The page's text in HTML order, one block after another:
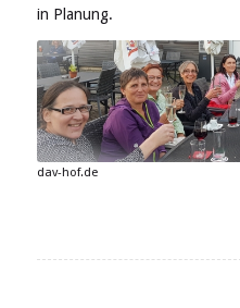
in Planung.
dav-hof.de